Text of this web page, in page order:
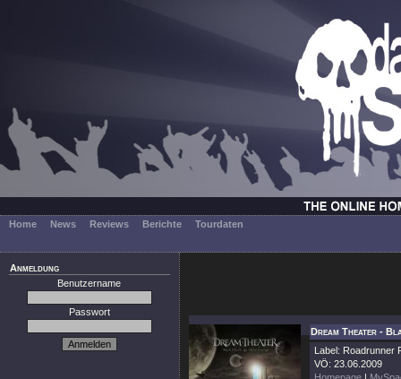
Home News Reviews Berichte Tourdaten
Anmeldung
Benutzername
Passwort
Dream Theater -
Label: Roadrunner
VÖ: 23.06.2009